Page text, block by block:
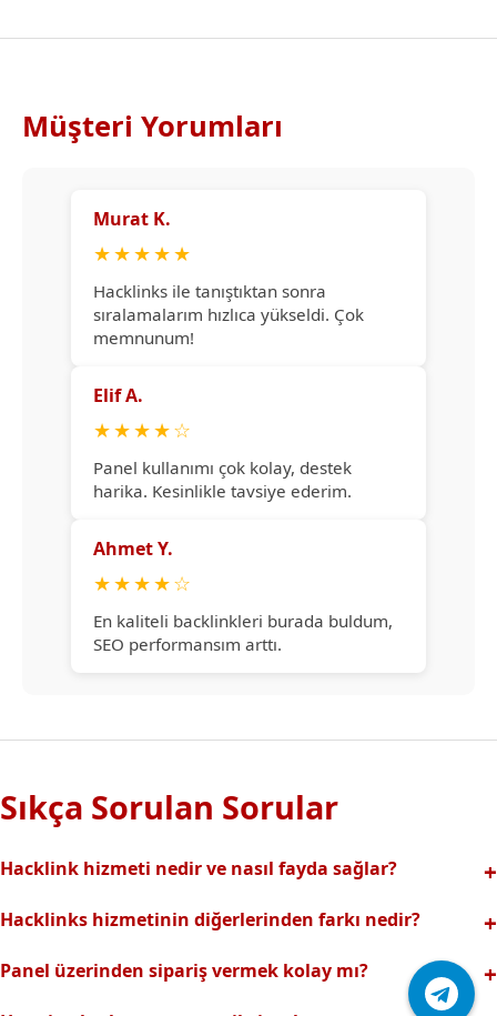
Müşteri Yorumları
Murat K.
★★★★★
Hacklinks ile tanıştıktan sonra
sıralamalarım hızlıca yükseldi. Çok
memnunum!
Elif A.
★★★★☆
Panel kullanımı çok kolay, destek
harika. Kesinlikle tavsiye ederim.
Ahmet Y.
★★★★☆
En kaliteli backlinkleri burada buldum,
SEO performansım arttı.
Sıkça Sorulan Sorular
Hacklink hizmeti nedir ve nasıl fayda sağlar?
backlinklerle sitenizin arama motorlarındaki
sıralamalarınız hızlıca yükselir.
Hacklinks hizmetinin diğerlerinden farkı nedir?
riski olmadan, en kaliteli ve etkili backlinkler sunuyoruz.
Profesyonel ekibimizle hızlı destek sağlanır.Ayrıca Daha
Panel üzerinden sipariş vermek kolay mı?
Hacklinks paneli kullanıcı dostu arayüzüyle kolayca sipariş